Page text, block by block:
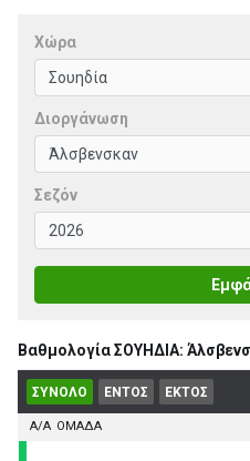
Χώρα
Διοργάνωση
Σεζόν
Βαθμολογία ΣΟΥΗΔΙΑ:
ΣΥΝΟΛΟ ΕΝΤΟΣ ΕΚΤΟΣ
Α/Α ΟΜΑΔΑ